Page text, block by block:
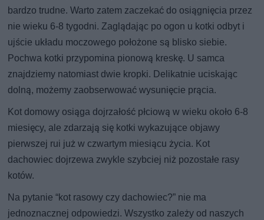
bardzo trudne. Warto zatem zaczekać do osiągnięcia przez
nie wieku 6-8 tygodni. Zaglądając po ogon u kotki odbyt i
ujście układu moczowego położone są blisko siebie.
Pochwa kotki przypomina pionową kreskę. U samca
znajdziemy natomiast dwie kropki. Delikatnie uciskając
dolną, możemy zaobserwować wysunięcie prącia.
Kot domowy osiąga dojrzałość płciową w wieku około 6-8
miesięcy, ale zdarzają się kotki wykazujące objawy
pierwszej rui już w czwartym miesiącu życia. Kot
dachowiec dojrzewa zwykle szybciej niż pozostałe rasy
kotów.
Na pytanie “kot rasowy czy dachowiec?” nie ma
jednoznacznej odpowiedzi. Wszystko zależy od naszych